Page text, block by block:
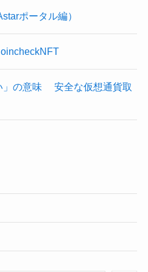
ポータル編）
」の意味 安全な仮想通貨取